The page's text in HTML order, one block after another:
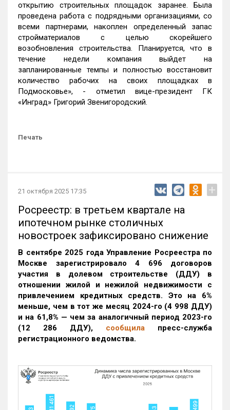
открытию строительных площадок заранее. Была
проведена работа с подрядными организациями, со
всеми партнерами, накоплен определенный запас
стройматериалов с целью скорейшего
возобновления строительства. Планируется, что в
течение недели компания выйдет на
запланированные темпы и полностью восстановит
количество рабочих на своих площадках в
Подмосковье», - отметил вице-президент ГК
«Инград» Григорий Звенигородский.
Печать
21 октября 2025 17:35 +
Росреестр: в третьем квартале на
ипотечном рынке столичных
новостроек зафиксировано снижение
В сентябре 2025 года Управление Росреестра по
Москве зарегистрировало 4 696 договоров
участия в долевом строительстве (ДДУ) в
отношении жилой и нежилой недвижимости с
привлечением кредитных средств. Это на 6%
меньше, чем в тот же месяц 2024-го (4 998 ДДУ)
и на 61,8% — чем за аналогичный период 2023-го
(12 286 ДДУ), сообщила пресс-служба
регистрационного ведомства.